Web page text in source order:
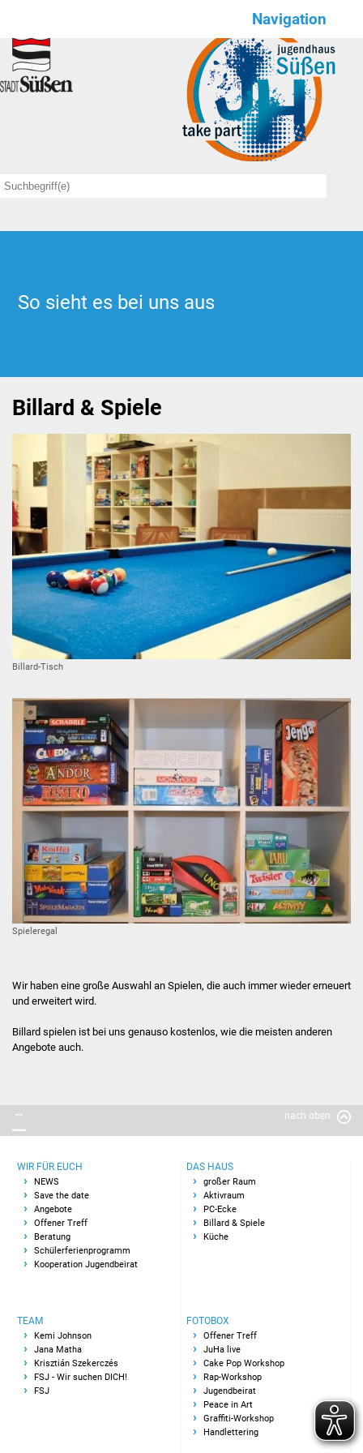
Navigation
Wir für euch
NEWS
Save the date
Hilfebox
Schülerferienprogramm
JuHa live
Kooperation Jugendbeirat
Das Haus
großer Raum
PC-Ecke
Küche
Team
Kemi Johnson
Jana Matha
JuHa live 2021
JuHa live 2022
Cake Pop Workshop
Rap-Workshop
Jugendbeirat
So sieht es bei uns aus
Billard & Spiele
Billard-Tisch
Spieleregal
Wir haben eine große Auswahl an Spielen, die auch immer wieder erneuert
und erweitert wird.
Billard spielen ist bei uns genauso kostenlos, wie die meisten anderen
Angebote auch.
nach oben
WIR FÜR EUCH
NEWS
Save the date
Angebote
Offener Treff
Beratung
Schülerferienprogramm
Kooperation Jugendbeirat
DAS HAUS
großer Raum
Aktivraum
PC-Ecke
Billard & Spiele
Küche
TEAM
Kemi Johnson
Jana Matha
Krisztián Szekerczés
FSJ - Wir suchen DICH!
FSJ
FOTOBOX
Offener Treff
JuHa live
Cake Pop Workshop
Rap-Workshop
Jugendbeirat
Peace in Art
Graffiti-Workshop
Handlettering